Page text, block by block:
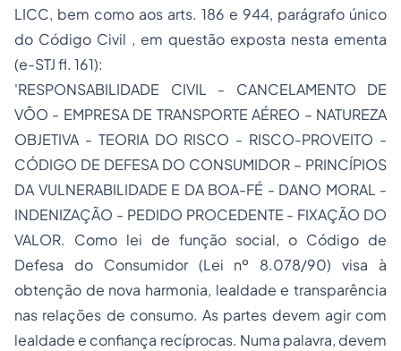
LICC, bem como aos arts. 186 e 944, parágrafo único
do Código Civil , em questão exposta nesta ementa
(e-STJ fl. 161):
'RESPONSABILIDADE CIVIL - CANCELAMENTO DE
VÔO - EMPRESA DE TRANSPORTE AÉREO – NATUREZA
OBJETIVA - TEORIA DO RISCO - RISCO-PROVEITO -
CÓDIGO DE DEFESA DO CONSUMIDOR – PRINCÍPIOS
DA VULNERABILIDADE E DA BOA-FÉ - DANO MORAL -
INDENIZAÇÃO - PEDIDO PROCEDENTE - FIXAÇÃO DO
VALOR. Como lei de função social, o Código de
Defesa do Consumidor (Lei nº 8.078/90) visa à
obtenção de nova harmonia, lealdade e transparência
nas relações de consumo. As partes devem agir com
lealdade e confiança recíprocas. Numa palavra, devem